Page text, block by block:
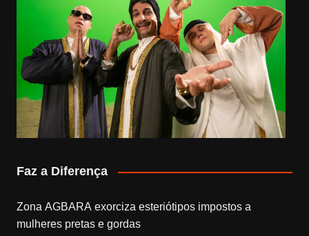
Faz a Diferença
Zona AGBARA exorciza esteriótipos impostos a
mulheres pretas e gordas